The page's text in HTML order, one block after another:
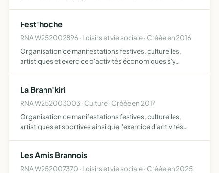
spectac…
Fest'hoche
RNA W252002896 · Loisirs et vie sociale · Créée en 2016
Organisation de manifestations festives, culturelles,
artistiques et exercice d'activités économiques s'y
La Brann'kiri
RNA W252003003 · Culture · Créée en 2017
Organisation de manifestations festives, culturelles,
artistiques et sportives ainsi que l'exercice d'activités
Les Amis Brannois
RNA W252007370 · Loisirs et vie sociale · Créée en 2025